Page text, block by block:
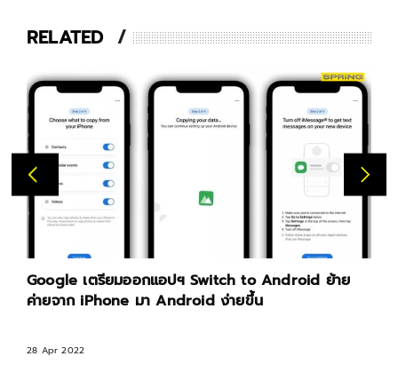
RELATED
Google เตรียมออกแอปฯ Switch to Android ย้าย
ค่ายจาก iPhone มา Android ง่ายขึ้น
28 Apr 2022